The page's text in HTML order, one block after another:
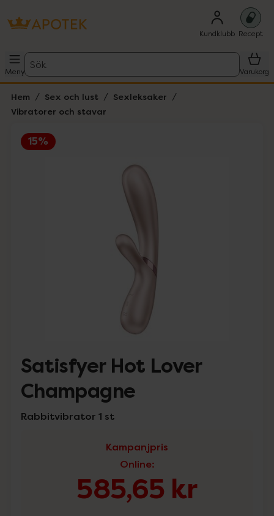
Kundklubb Recept
Meny
Sök
Varukorg
Hem Sex och lust
Sexleksaker
Vibratorer och stavar
15%
Lista: . Innehåller 4 objekt.
Satisfyer Hot Lover
Champagne
Rabbitvibrator 1 st
Kampanjpris
Online:
585,65 kr